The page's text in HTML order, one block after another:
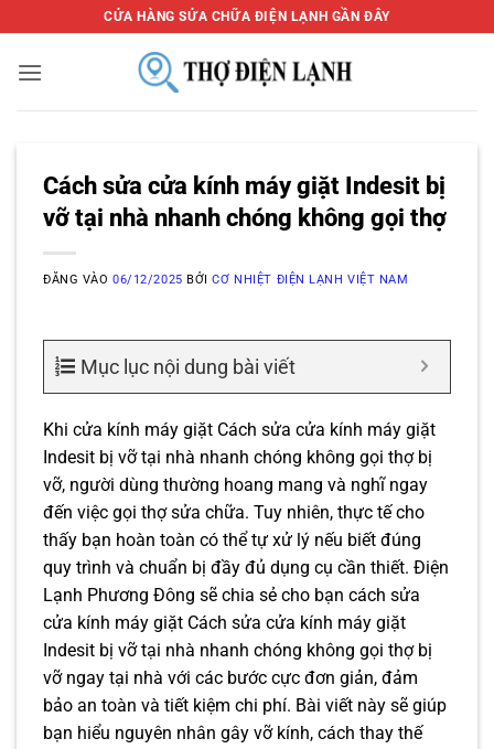
qua
nội
CỬA HÀNG SỬA CHỮA ĐIỆN LẠNH GẦN ĐÂY
Cách sửa cửa kính máy giặt Indesit bị
vỡ tại nhà nhanh chóng không gọi thợ
ĐĂNG VÀO06/12/2025 BỞICƠ NHIỆT ĐIỆN LẠNH VIỆT NAM
Mục lục nội dung bài viết
Khi cửa kính máy giặt Cách sửa cửa kính máy giặt
Indesit bị vỡ tại nhà nhanh chóng không gọi thợ bị
vỡ, người dùng thường hoang mang và nghĩ ngay
đến việc gọi thợ sửa chữa. Tuy nhiên, thực tế cho
thấy bạn hoàn toàn có thể tự xử lý nếu biết đúng
quy trình và chuẩn bị đầy đủ dụng cụ cần thiết. Điện
Lạnh Phương Đông sẽ chia sẻ cho bạn cách sửa
cửa kính máy giặt Cách sửa cửa kính máy giặt
Indesit bị vỡ tại nhà nhanh chóng không gọi thợ bị
vỡ ngay tại nhà với các bước cực đơn giản, đảm
bảo an toàn và tiết kiệm chi phí. Bài viết này sẽ giúp
bạn hiểu nguyên nhân gây vỡ kính, cách thay thế